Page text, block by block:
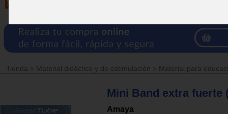
Tienda > Material didáctico y de estimulación > Material para
Mini Band extra fuerte
Amaya